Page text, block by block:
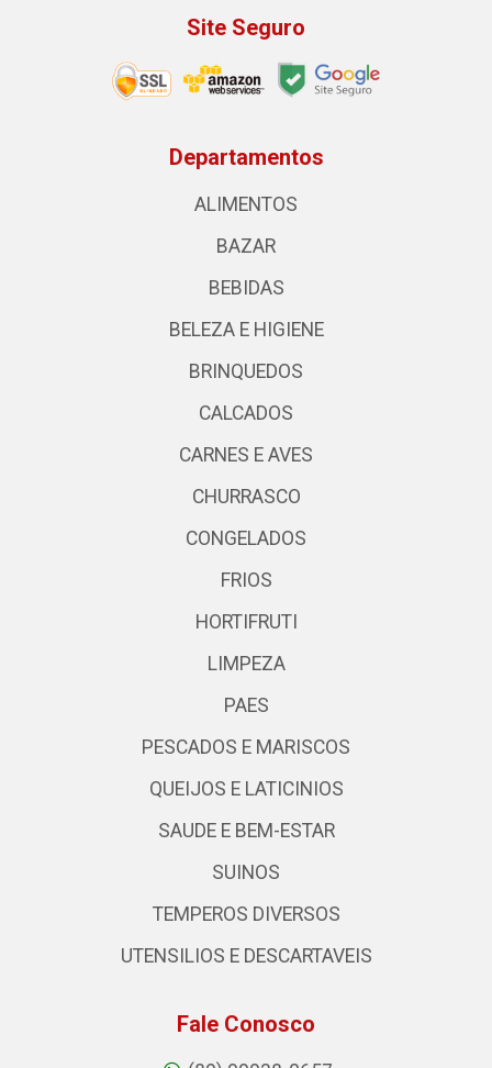
Site Seguro
Departamentos
ALIMENTOS
BAZAR
BEBIDAS
BELEZA E HIGIENE
BRINQUEDOS
CALCADOS
CARNES E AVES
CHURRASCO
CONGELADOS
FRIOS
HORTIFRUTI
LIMPEZA
PAES
PESCADOS E MARISCOS
QUEIJOS E LATICINIOS
SAUDE E BEM-ESTAR
SUINOS
TEMPEROS DIVERSOS
UTENSILIOS E DESCARTAVEIS
Fale Conosco